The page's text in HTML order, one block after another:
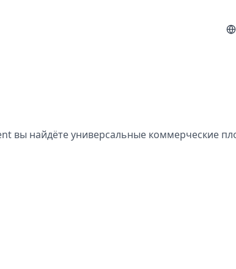
вы найдёте универсальные коммерческие